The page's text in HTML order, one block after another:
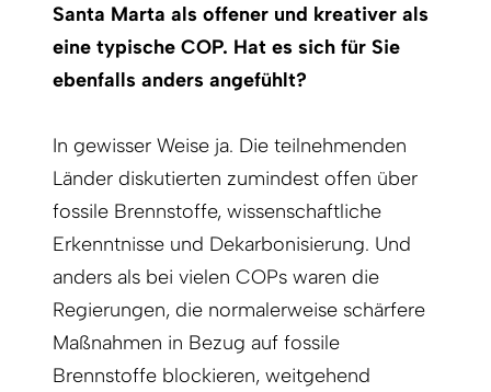
Santa Marta als offener und kreativer als
eine typische COP. Hat es sich für Sie
ebenfalls anders angefühlt?
In gewisser Weise ja. Die teilnehmenden
Länder diskutierten zumindest offen über
fossile Brennstoffe, wissenschaftliche
Erkenntnisse und Dekarbonisierung. Und
anders als bei vielen COPs waren die
Regierungen, die normalerweise schärfere
Maßnahmen in Bezug auf fossile
Brennstoffe blockieren, weitgehend